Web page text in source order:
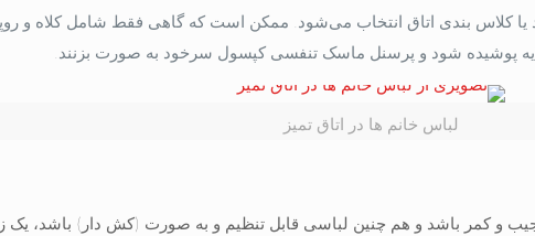
یا کلاس بندی اتاق انتخاب می‌شود. ممکن است که گاهی فقط شامل کلاه و
پوشیده شود و پرسنل ماسک تنفسی کپسول سرخود به صورت بزنند.
لباس خانم ها در اتاق تميز
و كمر باشد و هم چنین لباسی قابل تنظيم و به صورت (كش دار) باشد،